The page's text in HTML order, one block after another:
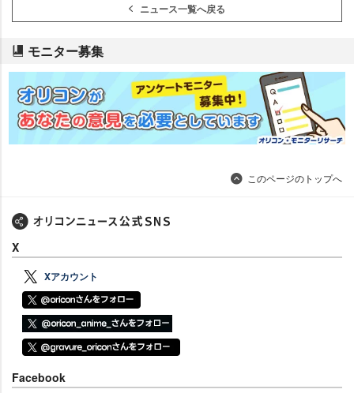
ニュース一覧へ戻る
モニター募集
このページのトップへ
X
Xアカウント
Facebook